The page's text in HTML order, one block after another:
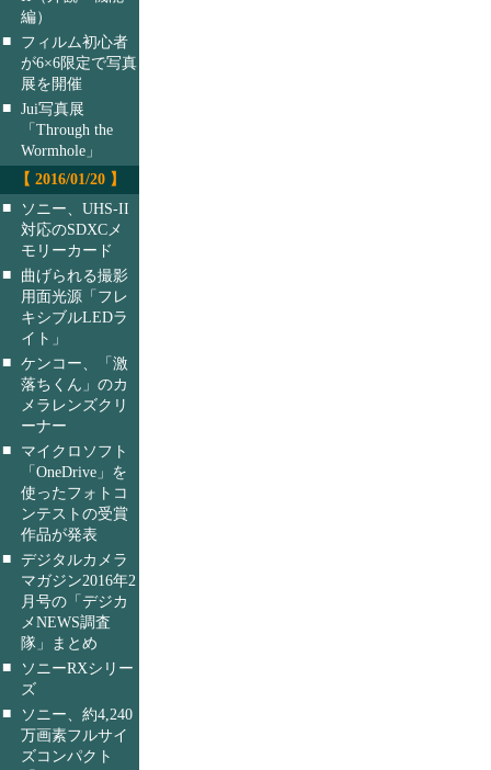
編）
■
フィルム初心者
が6×6限定で写真
展を開催
■ Jui写真展
「Through the
Wormhole」
【 2016/01/20 】
■
ソニー、UHS-II
対応のSDXCメ
モリーカード
■
曲げられる撮影
用面光源「フレ
キシブルLEDラ
イト」
■ ケンコー、「激
落ちくん」のカ
メラレンズクリ
ーナー
■
マイクロソフト
「OneDrive」を
使ったフォトコ
ンテストの受賞
作品が発表
■ デジタルカメラ
マガジン2016年2
月号の「デジカ
メNEWS調査
隊」まとめ
■
ソニーRXシリー
ズ
■
ソニー、約4,240
万画素フルサイ
ズコンパクト